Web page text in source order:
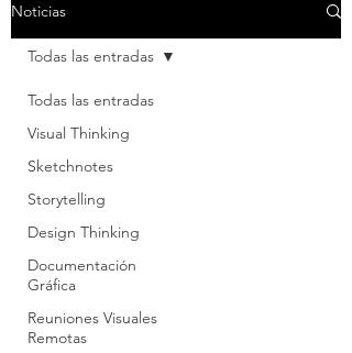
Noticias
Todas las entradas
Visual Thinking
Sketchnotes
Storytelling
Design Thinking
Documentación
Gráfica
Reuniones Visuales
Remotas
Todas las entradas